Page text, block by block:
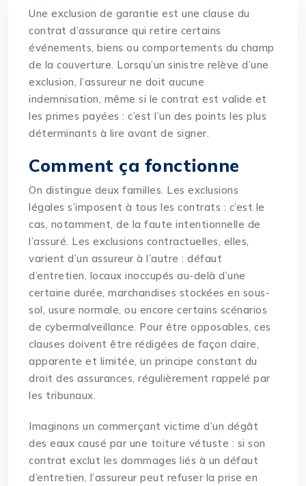
Une exclusion de garantie est une clause du
contrat d’assurance qui retire certains
événements, biens ou comportements du champ
de la couverture. Lorsqu’un sinistre relève d’une
exclusion, l’assureur ne doit aucune
indemnisation, même si le contrat est valide et
les primes payées : c’est l’un des points les plus
déterminants à lire avant de signer.
Comment ça fonctionne
On distingue deux familles. Les exclusions
légales s’imposent à tous les contrats : c’est le
cas, notamment, de la faute intentionnelle de
l’assuré. Les exclusions contractuelles, elles,
varient d’un assureur à l’autre : défaut
d’entretien, locaux inoccupés au-delà d’une
certaine durée, marchandises stockées en sous-
sol, usure normale, ou encore certains scénarios
de cybermalveillance. Pour être opposables, ces
clauses doivent être rédigées de façon claire,
apparente et limitée, un principe constant du
droit des assurances, régulièrement rappelé par
les tribunaux.
Imaginons un commerçant victime d’un dégât
des eaux causé par une toiture vétuste : si son
contrat exclut les dommages liés à un défaut
d’entretien, l’assureur peut refuser la prise en